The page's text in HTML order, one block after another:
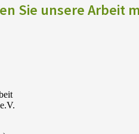
Sie unsere Arbeit